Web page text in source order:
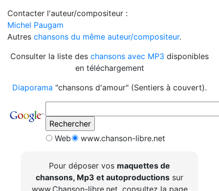
Contacter l'auteur/compositeur :
Michel Paugam
Autres chansons du même auteur/compositeur.
Consulter la liste des chansons avec MP3 disponibles
en téléchargement
Diaporama "chansons d'amour" (Sentiers à couvert).
Web www.chanson-libre.net
Pour déposer vos maquettes de
chansons, Mp3 et autoproductions sur
www.Chanson-libre.net, consultez la page